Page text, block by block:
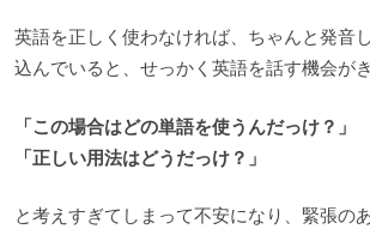
英語を正しく使わなければ、ちゃんと発音
込んでいると、せっかく英語を話す機会がき
「この場合はどの単語を使うんだっけ？」
「正しい用法はどうだっけ？」
と考えすぎてしまって不安になり、緊張の